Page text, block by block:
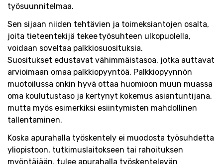
työsuunnitelmaa.
Sen sijaan niiden tehtävien ja toimeksiantojen osalta,
joita tieteentekijä tekee työsuhteen ulkopuolella,
voidaan soveltaa palkkiosuosituksia.
Suositukset edustavat vähimmäistasoa, jotka auttavat
arvioimaan omaa palkkiopyyntöä. Palkkiopyynnön
muotoilussa onkin hyvä ottaa huomioon muun muassa
oma koulutustaso ja kertynyt kokemus asiantuntijana,
mutta myös esimerkiksi esiintymisten mahdollinen
tallentaminen.
Koska apurahalla työskentely ei muodosta työsuhdetta
yliopistoon, tutkimuslaitokseen tai rahoituksen
myöntäjään, tulee apurahalla työskentelevän